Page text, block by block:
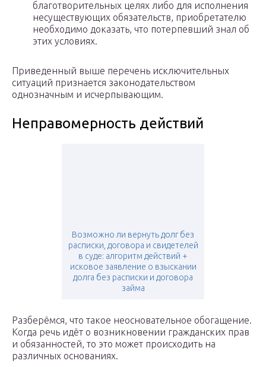
благотворительных целях либо для исполнения
несуществующих обязательств, приобретателю
необходимо доказать, что потерпевший знал об
этих условиях.
Приведенный выше перечень исключительных
ситуаций признается законодательством
однозначным и исчерпывающим.
Неправомерность действий
Возможно ли вернуть долг без
расписки, договора и свидетелей
в суде: алгоритм действий +
исковое заявление о взыскании
долга без расписки и договора
займа
Разберёмся, что такое неосновательное обогащение.
Когда речь идёт о возникновении гражданских прав
и обязанностей, то это может происходить на
различных основаниях.